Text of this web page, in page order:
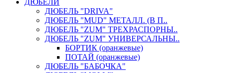
ДЮБЕЛИ
ДЮБЕЛЬ "DRIVA"
ДЮБЕЛЬ "MUD" МЕТАЛЛ. (В П..
ДЮБЕЛЬ "ZUM" ТРЕХРАСПОРНЫ..
ДЮБЕЛЬ "ZUM" УНИВЕРСАЛЬНЫ..
БОРТИК (оранжевые)
ПОТАЙ (оранжевые)
ДЮБЕЛЬ "БАБОЧКА"